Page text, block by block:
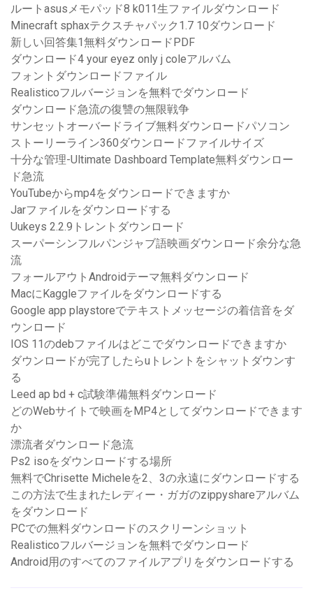
ルートasusメモパッド8 k011生ファイルダウンロード
Minecraft sphaxテクスチャパック1.7 10ダウンロード
新しい回答集1無料ダウンロードPDF
ダウンロード4 your eyez only j coleアルバム
フォントダウンロードファイル
Realisticoフルバージョンを無料でダウンロード
ダウンロード急流の復讐の無限戦争
サンセットオーバードライブ無料ダウンロードパソコン
ストーリーライン360ダウンロードファイルサイズ
十分な管理-Ultimate Dashboard Template無料ダウンロー
ド急流
YouTubeからmp4をダウンロードできますか
Jarファイルをダウンロードする
Uukeys 2.2.9トレントダウンロード
スーパーシンフルパンジャブ語映画ダウンロード余分な急
流
フォールアウトAndroidテーマ無料ダウンロード
MacにKaggleファイルをダウンロードする
Google app playstoreでテキストメッセージの着信音をダ
ウンロード
IOS 11のdebファイルはどこでダウンロードできますか
ダウンロードが完了したらuトレントをシャットダウンす
る
Leed ap bd + c試験準備無料ダウンロード
どのWebサイトで映画をMP4としてダウンロードできます
か
漂流者ダウンロード急流
Ps2 isoをダウンロードする場所
無料でChrisette Micheleを2、3の永遠にダウンロードする
この方法で生まれたレディー・ガガのzippyshareアルバム
をダウンロード
PCでの無料ダウンロードのスクリーンショット
Realisticoフルバージョンを無料でダウンロード
Android用のすべてのファイルアプリをダウンロードする